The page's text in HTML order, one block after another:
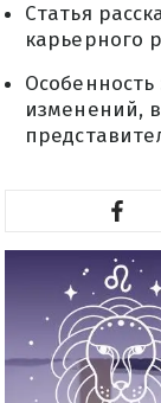
Статья
карьерного
изменений,